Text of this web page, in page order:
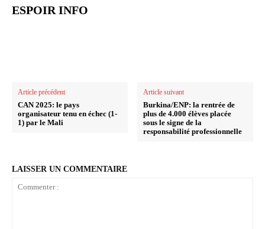
ESPOIR INFO
Article précédent
CAN 2025: le pays
organisateur tenu en échec (1-
1) par le Mali
Article suivant
Burkina/ENP: la rentrée de
plus de 4.000 élèves placée
sous le signe de la
responsabilité professionnelle
LAISSER UN COMMENTAIRE